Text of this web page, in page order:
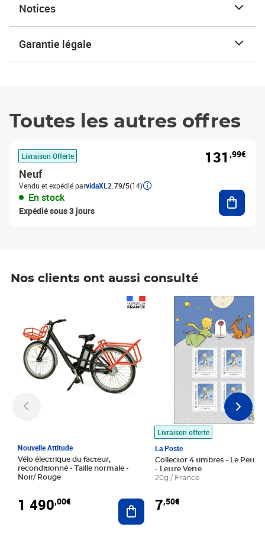
Notices
Garantie légale
Toutes les autres offres
Livraison Offerte
Neuf
Vendu et expédié parvidaXL 2.79/5(14)
En stock
Expédié sous 3 jours
131 ,99€
Nos clients ont aussi consulté
Nouvelle Attitude
Vélo électrique du facteur,
reconditionné - Taille normale -
Noir/ Rouge
1 490,00€ Ajouter au panier
Livraison offerte
La Poste
Collector 4 timbres - Le Petit
- Lettre Verte
20g / France
7,50€
Prix 7,50€